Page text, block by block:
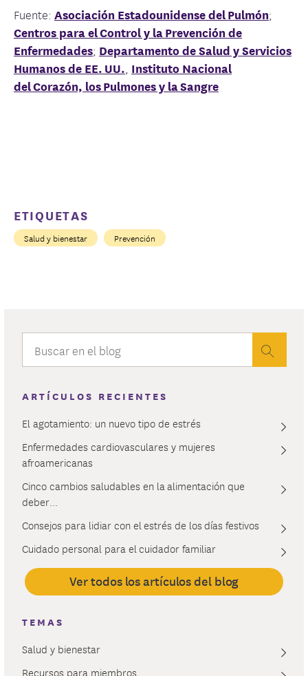
Fuente: Asociación Estadounidense del Pulmón;
Centros para el Control y la Prevención de
Enfermedades; Departamento de Salud y Servicios
Humanos de EE. UU. Instituto Nacional
del Corazón, los Pulmones y la Sangre
ETIQUETAS
Salud y bienestar Prevención
ARTÍCULOS RECIENTES
El agotamiento: un nuevo tipo de estrés
Enfermedades cardiovasculares y mujeres
afroamericanas
Cinco cambios saludables en la alimentación que
deber...
Consejos para lidiar con el estrés de los días festivos
Cuidado personal para el cuidador familiar
Ver todos los artículos del blog
TEMAS
Salud y bienestar
Recursos para miembros